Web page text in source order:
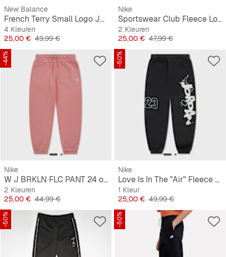
New Balance
French Terry Small Logo Jogger
4 Kleuren
Prijs
25,00 € Originele Prijs
49,99 €
Nike
Sportswear Club Fleece Loose Graphic Pant
2 Kleuren
Prijs
25,00 € Originele Prijs
47,99 €
-44%
Nike
W J BRKLN FLC PANT 24 orchid/black
2 Kleuren
Prijs
25,00 € Originele Prijs
44,99 €
-50%
Nike
Love Is In The "Air" Fleece Pant
1 Kleur
Prijs
25,00 € Originele Prijs
49,99 €
-50% -50%